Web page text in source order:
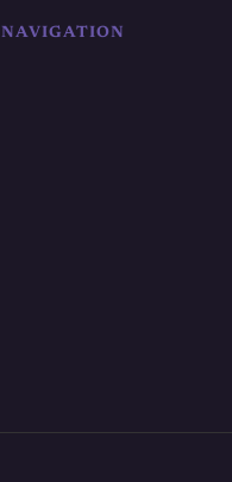
NAVIGATION